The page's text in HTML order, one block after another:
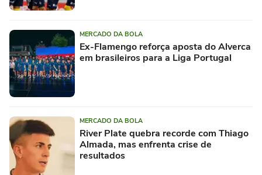
MERCADO DA BOLA
Ex-Flamengo reforça aposta do Alverca
em brasileiros para a Liga Portugal
MERCADO DA BOLA
River Plate quebra recorde com Thiago
Almada, mas enfrenta crise de
resultados